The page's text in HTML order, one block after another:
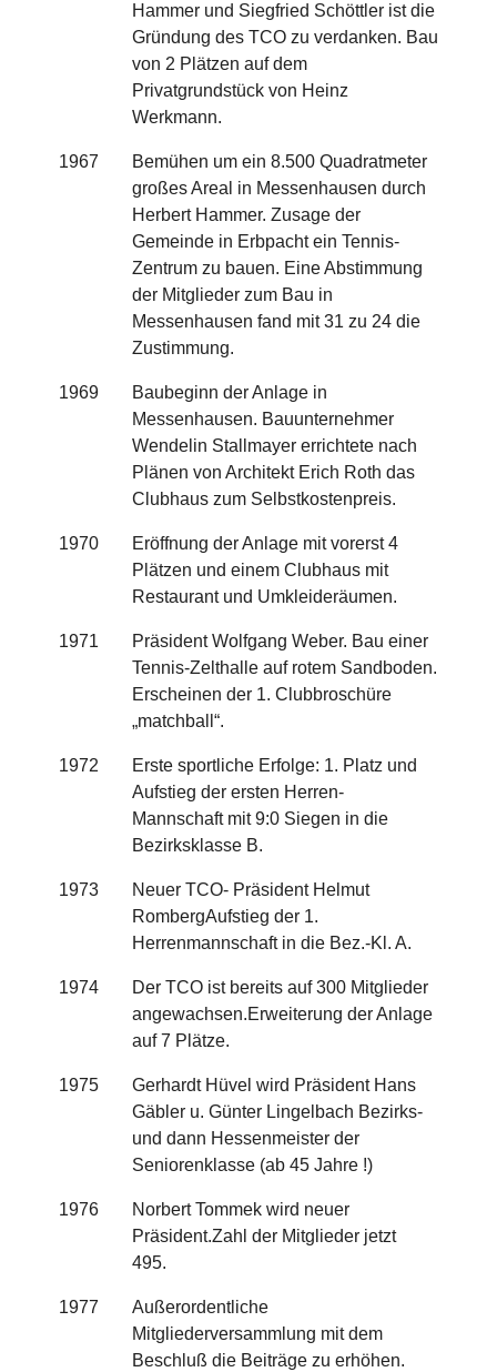
Hammer und Siegfried Schöttler ist die
Gründung des TCO zu verdanken. Bau
von 2 Plätzen auf dem
Privatgrundstück von Heinz
Werkmann.
1967
Bemühen um ein 8.500 Quadratmeter
großes Areal in Messenhausen durch
Herbert Hammer. Zusage der
Gemeinde in Erbpacht ein Tennis-
Zentrum zu bauen. Eine Abstimmung
der Mitglieder zum Bau in
Messenhausen fand mit 31 zu 24 die
Zustimmung.
1969
Baubeginn der Anlage in
Messenhausen. Bauunternehmer
Wendelin Stallmayer errichtete nach
Plänen von Architekt Erich Roth das
Clubhaus zum Selbstkostenpreis.
1970
Eröffnung der Anlage mit vorerst 4
Plätzen und einem Clubhaus mit
Restaurant und Umkleideräumen.
1971
Präsident Wolfgang Weber. Bau einer
Tennis-Zelthalle auf rotem Sandboden.
Erscheinen der 1. Clubbroschüre
„matchball“.
1972
Erste sportliche Erfolge: 1. Platz und
Aufstieg der ersten Herren-
Mannschaft mit 9:0 Siegen in die
Bezirksklasse B.
1973
Neuer TCO- Präsident Helmut
RombergAufstieg der 1.
Herrenmannschaft in die Bez.-Kl. A.
1974
Der TCO ist bereits auf 300 Mitglieder
angewachsen.Erweiterung der Anlage
auf 7 Plätze.
1975
Gerhardt Hüvel wird Präsident Hans
Gäbler u. Günter Lingelbach Bezirks-
und dann Hessenmeister der
Seniorenklasse (ab 45 Jahre !)
1976
Norbert Tommek wird neuer
Präsident.Zahl der Mitglieder jetzt
495.
1977
Außerordentliche
Mitgliederversammlung mit dem
Beschluß die Beiträge zu erhöhen.